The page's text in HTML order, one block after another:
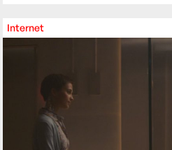
Internet